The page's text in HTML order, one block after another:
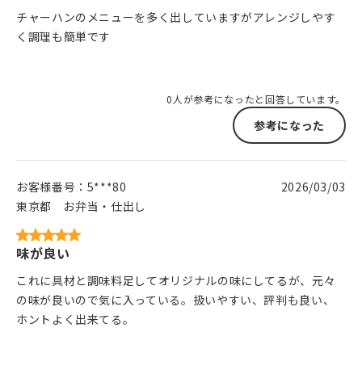
チャーハンのメニューを多く出していますがアレンジしやす
く調理も簡単です
0人が参考になったと回答しています。
参考になった
お客様番号： 5***80
東京都
お弁当・仕出し
2026/03/03
味が良い
これに具材と調味料足してオリジナルの味にしてるが、元々
の味が良いので気に入っている。扱いやすい、評判も良い、
ホントよく出来てる。